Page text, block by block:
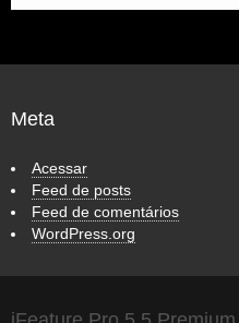
Meta
Acessar
Feed de posts
Feed de comentários
WordPress.org